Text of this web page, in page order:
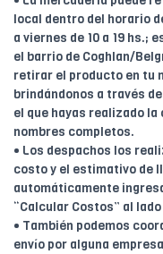
local dentro del horario
a viernes de 10 a 19 hs.;
el barrio de Coghlan/
retirar el producto en tu
brindándonos a través
el que hayas realizado la
nombres completos.
• Los despachos los
costo y el estimativo de
automáticamente
“Calcular Costos” al
• También podemos
envío por alguna